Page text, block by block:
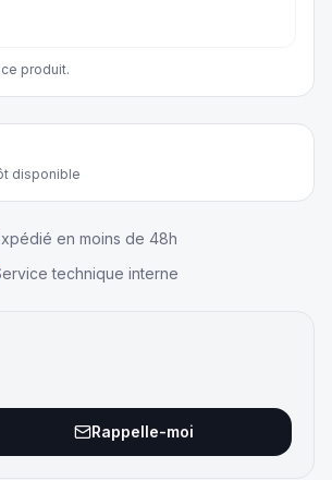
produit.
disponible
en moins de 48h
technique interne
Rappelle-moi